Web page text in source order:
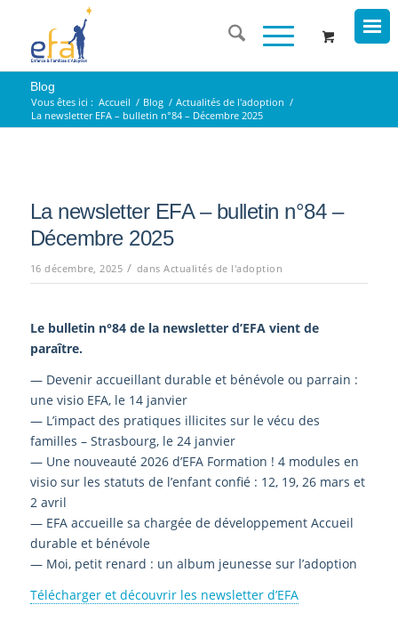
Blog
Vous êtes ici : Accueil / Blog / Actualités de l'adoption /
La newsletter EFA – bulletin n°84 – Décembre 2025
La newsletter EFA – bulletin n°84 –
Décembre 2025
16 décembre, 2025 / dansActualités de l'adoption
Le bulletin n°84 de la newsletter d’EFA vient de
paraître.
— Devenir accueillant durable et bénévole ou parrain :
une visio EFA, le 14 janvier
— L’impact des pratiques illicites sur le vécu des
familles – Strasbourg, le 24 janvier
— Une nouveauté 2026 d’EFA Formation ! 4 modules en
visio sur les statuts de l’enfant confié : 12, 19, 26 mars et
2 avril
— EFA accueille sa chargée de développement Accueil
durable et bénévole
— Moi, petit renard : un album jeunesse sur l’adoption
Télécharger et découvrir les newsletter d’EFA